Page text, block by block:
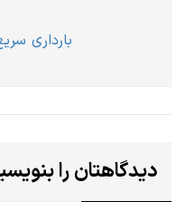
Next
بارداری
دیدگاهتان را